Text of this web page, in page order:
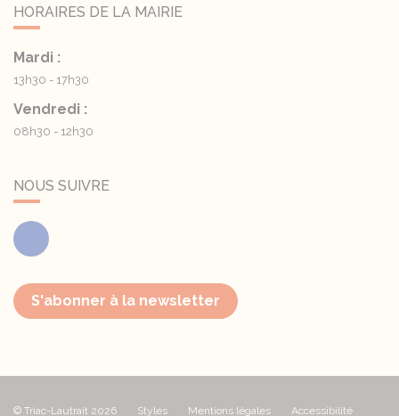
HORAIRES DE LA MAIRIE
Mardi :
13h30 - 17h30
Vendredi :
08h30 - 12h30
NOUS SUIVRE
Facebook
S'abonner à la newsletter
© Triac-Lautrait 2026 Styles Mentions légales Accessibilité